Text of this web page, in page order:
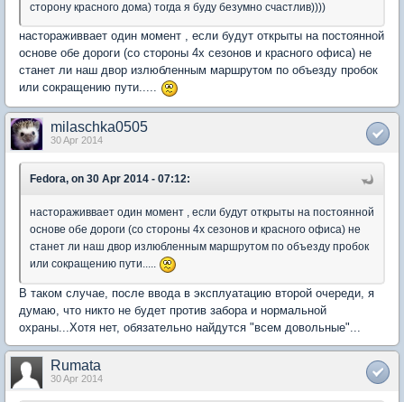
сторону красного дома) тогда я буду безумно счастлив))))
настораживвает один момент , если будут открыты на постоянной
основе обе дороги (со стороны 4х сезонов и красного офиса) не
станет ли наш двор излюбленным маршрутом по объезду пробок
или сокращению пути.....
milaschka0505
30 Apr 2014
Fedora, on 30 Apr 2014 - 07:12:
настораживвает один момент , если будут открыты на постоянной
основе обе дороги (со стороны 4х сезонов и красного офиса) не
станет ли наш двор излюбленным маршрутом по объезду пробок
или сокращению пути.....
В таком случае, после ввода в эксплуатацию второй очереди, я
думаю, что никто не будет против забора и нормальной
охраны...Хотя нет, обязательно найдутся "всем довольные"...
Rumata
30 Apr 2014